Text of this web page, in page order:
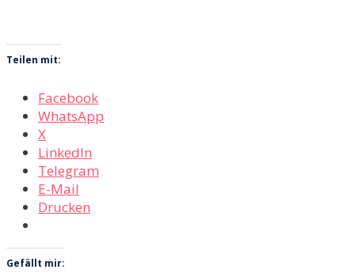
Teilen mit:
Facebook
WhatsApp
X
LinkedIn
Telegram
E-Mail
Drucken
Gefällt mir: